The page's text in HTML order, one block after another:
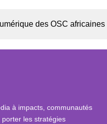
des OSC africaines
à impacts, communautés
porter les stratégies